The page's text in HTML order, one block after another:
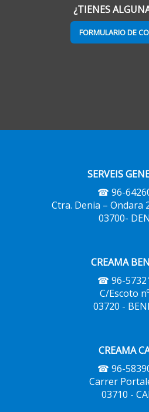
¿TIENES
FORMULARIO DE
SERVEIS
☎ 96-
Ctra. Denia – Ondara
03700-
CREAMA
☎ 96-
C/Escoto
03720 -
CREAMA
☎ 96-
Carrer
03710 -